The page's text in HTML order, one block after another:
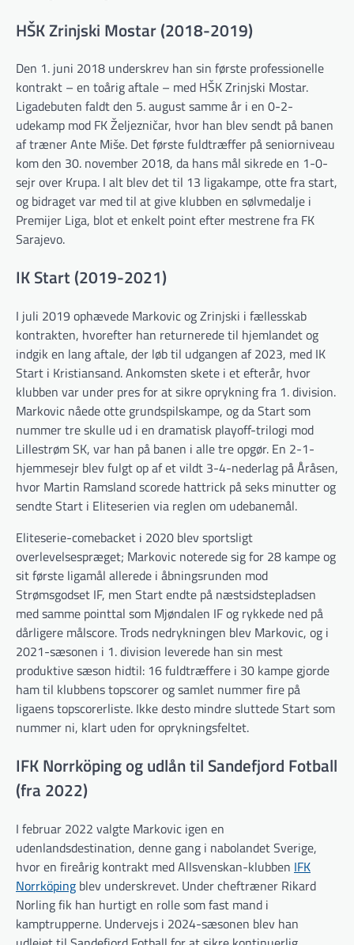
HŠK Zrinjski Mostar (2018-2019)
Den 1. juni 2018 underskrev han sin første professionelle
kontrakt – en toårig aftale – med HŠK Zrinjski Mostar.
Ligadebuten faldt den 5. august samme år i en 0-2-
udekamp mod FK Željezničar, hvor han blev sendt på banen
af træner Ante Miše. Det første fuldtræffer på seniorniveau
kom den 30. november 2018, da hans mål sikrede en 1-0-
sejr over Krupa. I alt blev det til 13 ligakampe, otte fra start,
og bidraget var med til at give klubben en sølvmedalje i
Premijer Liga, blot et enkelt point efter mestrene fra FK
Sarajevo.
IK Start (2019-2021)
I juli 2019 ophævede Markovic og Zrinjski i fællesskab
kontrakten, hvorefter han returnerede til hjemlandet og
indgik en lang aftale, der løb til udgangen af 2023, med IK
Start i Kristiansand. Ankomsten skete i et efterår, hvor
klubben var under pres for at sikre oprykning fra 1. division.
Markovic nåede otte grundspilskampe, og da Start som
nummer tre skulle ud i en dramatisk playoff-trilogi mod
Lillestrøm SK, var han på banen i alle tre opgør. En 2-1-
hjemmesejr blev fulgt op af et vildt 3-4-nederlag på Åråsen,
hvor Martin Ramsland scorede hattrick på seks minutter og
sendte Start i Eliteserien via reglen om udebanemål.
Eliteserie-comebacket i 2020 blev sportsligt
overlevelsespræget; Markovic noterede sig for 28 kampe og
sit første ligamål allerede i åbningsrunden mod
Strømsgodset IF, men Start endte på næstsidstepladsen
med samme pointtal som Mjøndalen IF og rykkede ned på
dårligere målscore. Trods nedrykningen blev Markovic, og i
2021-sæsonen i 1. division leverede han sin mest
produktive sæson hidtil: 16 fuldtræffere i 30 kampe gjorde
ham til klubbens topscorer og samlet nummer fire på
ligaens topscorerliste. Ikke desto mindre sluttede Start som
nummer ni, klart uden for oprykningsfeltet.
IFK Norrköping og udlån til Sandefjord Fotball
(fra 2022)
I februar 2022 valgte Markovic igen en
udenlandsdestination, denne gang i nabolandet Sverige,
hvor en fireårig kontrakt med Allsvenskan-klubben IFK
Norrköping blev underskrevet. Under cheftræner Rikard
Norling fik han hurtigt en rolle som fast mand i
kamptrupperne. Undervejs i 2024-sæsonen blev han